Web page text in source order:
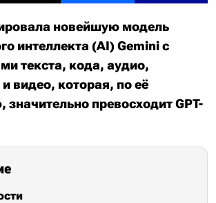
новейшую модель
интеллекта (AI) Gemini с
текста, кода, аудио,
видео, которая, по её
превосходит GPT-